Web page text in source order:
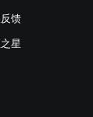
馈
星